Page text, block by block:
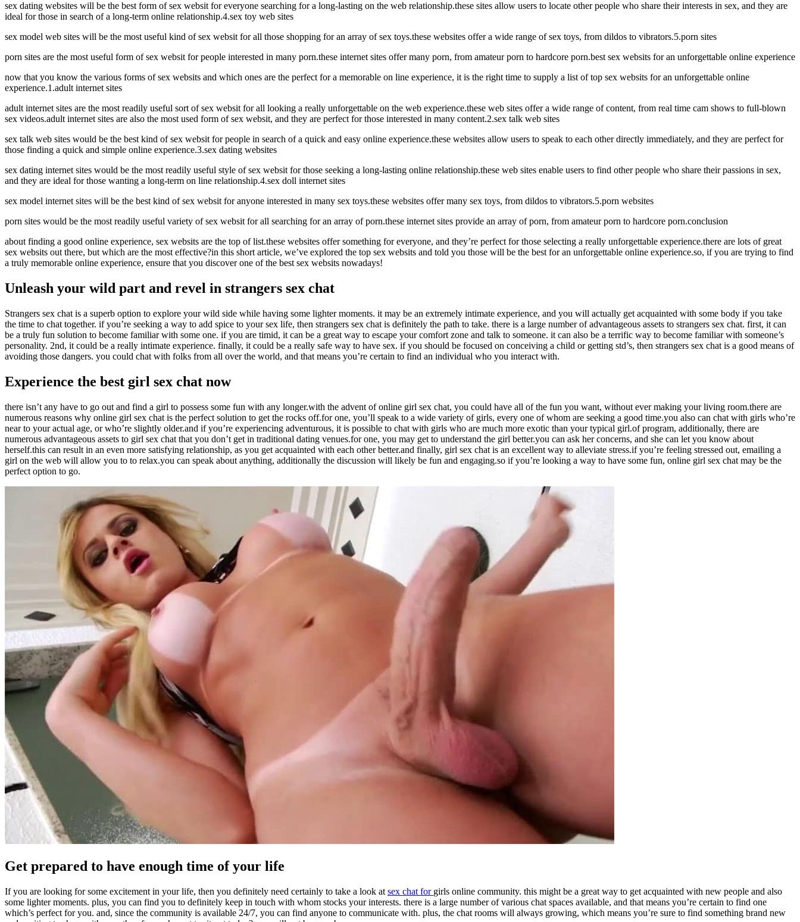
sex dating websites will be the best form of sex websit for everyone searching for a long-lasting on the web relationship.these sites allow users to locate other people who share their interests in sex, and they are
ideal for those in search of a long-term online relationship.4.sex toy web sites
sex model web sites will be the most useful kind of sex websit for all those shopping for an array of sex toys.these websites offer a wide range of sex toys, from dildos to vibrators.5.porn sites
porn sites are the most useful form of sex websit for people interested in many porn.these internet sites offer many porn, from amateur porn to hardcore porn.best sex websits for an unforgettable online experience
now that you know the various forms of sex websits and which ones are the perfect for a memorable on line experience, it is the right time to supply a list of top sex websits for an unforgettable online
experience.1.adult internet sites
adult internet sites are the most readily useful sort of sex websit for all looking a really unforgettable on the web experience.these web sites offer a wide range of content, from real time cam shows to full-blown
sex videos.adult internet sites are also the most used form of sex websit, and they are perfect for those interested in many content.2.sex talk web sites
sex talk web sites would be the best kind of sex websit for people in search of a quick and easy online experience.these websites allow users to speak to each other directly immediately, and they are perfect for
those finding a quick and simple online experience.3.sex dating websites
sex dating internet sites would be the most readily useful style of sex websit for those seeking a long-lasting online relationship.these web sites enable users to find other people who share their passions in sex,
and they are ideal for those wanting a long-term on line relationship.4.sex doll internet sites
sex model internet sites will be the best kind of sex websit for anyone interested in many sex toys.these websites offer many sex toys, from dildos to vibrators.5.porn websites
porn sites would be the most readily useful variety of sex websit for all searching for an array of porn.these internet sites provide an array of porn, from amateur porn to hardcore porn.conclusion
about finding a good online experience, sex websits are the top of list.these websites offer something for everyone, and they’re perfect for those selecting a really unforgettable experience.there are lots of great
sex websits out there, but which are the most effective?in this short article, we’ve explored the top sex websits and told you those will be the best for an unforgettable online experience.so, if you are trying to find
a truly memorable online experience, ensure that you discover one of the best sex websits nowadays!
Unleash your wild part and revel in strangers sex chat
Strangers sex chat is a superb option to explore your wild side while having some lighter moments. it may be an extremely intimate experience, and you will actually get acquainted with some body if you take
the time to chat together. if you’re seeking a way to add spice to your sex life, then strangers sex chat is definitely the path to take. there is a large number of advantageous assets to strangers sex chat. first, it can
be a truly fun solution to become familiar with some one. if you are timid, it can be a great way to escape your comfort zone and talk to someone. it can also be a terrific way to become familiar with someone’s
personality. 2nd, it could be a really intimate experience. finally, it could be a really safe way to have sex. if you should be focused on conceiving a child or getting std’s, then strangers sex chat is a good means of
avoiding those dangers. you could chat with folks from all over the world, and that means you’re certain to find an individual who you interact with.
Experience the best girl sex chat now
there isn’t any have to go out and find a girl to possess some fun with any longer.with the advent of online girl sex chat, you could have all of the fun you want, without ever making your living room.there are
numerous reasons why online girl sex chat is the perfect solution to get the rocks off.for one, you’ll speak to a wide variety of girls, every one of whom are seeking a good time.you also can chat with girls who’re
near to your actual age, or who’re slightly older.and if you’re experiencing adventurous, it is possible to chat with girls who are much more exotic than your typical girl.of program, additionally, there are
numerous advantageous assets to girl sex chat that you don’t get in traditional dating venues.for one, you may get to understand the girl better.you can ask her concerns, and she can let you know about
herself.this can result in an even more satisfying relationship, as you get acquainted with each other better.and finally, girl sex chat is an excellent way to alleviate stress.if you’re feeling stressed out, emailing a
girl on the web will allow you to to relax.you can speak about anything, additionally the discussion will likely be fun and engaging.so if you’re looking a way to have some fun, online girl sex chat may be the
perfect option to go.
Get prepared to have enough time of your life
If you are looking for some excitement in your life, then you definitely need certainly to take a look at sex chat for girls online community. this might be a great way to get acquainted with new people and also
some lighter moments. plus, you can find you to definitely keep in touch with whom stocks your interests. there is a large number of various chat spaces available, and that means you’re certain to find one
which’s perfect for you. and, since the community is available 24/7, you can find anyone to communicate with. plus, the chat rooms will always growing, which means you’re sure to find something brand new